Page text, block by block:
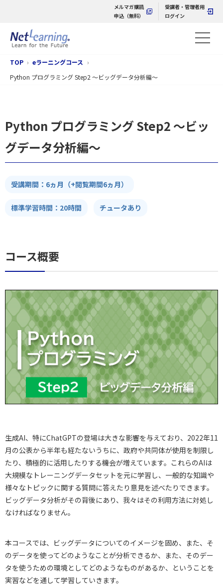
メルマガ購読
申込（無料）
受講者・管理者用
ログイン
TOP
eラーニングコース
Python プログラミング Step2 ～ビッグデータ分析編～
Python プログラミング Step2 ～ビッ
グデータ分析編～
受講期間：6ヵ月（+閲覧期間6ヵ月）
標準学習時間：20時間 チュータあり
コース概要
生成AI、特にChatGPTの登場は大きな影響を与えており、2022年11
月の公表から半年も経たないうちに、政府や共同体が使用を制限し
たり、積極的に活用したりする機会が増えています。これらのAIは
大規模なトレーニングデータセットを元に学習し、一般的な知識や
様々なトピックに関する質問に答えたり意見を述べたりできます。
ビッグデータ分析がその背後にあり、我々はその利用方法に対処し
なければなりません。
本コースでは、ビッグデータについてのイメージを固め、また、そ
のデータを使ってどのようなことが分析できるか、また、そのデー
タを使うための環境としてどのようなものがあるか、ということを
実習などを通して学習していきます。